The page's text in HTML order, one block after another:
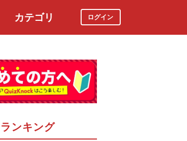
カテゴリ ログイン
ランキング